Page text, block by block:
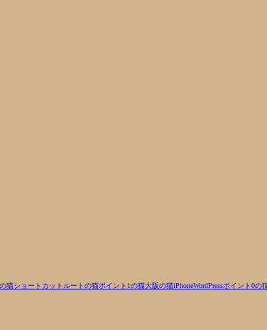
猫ショートカットルートの猫ポイント1の猫大阪の猫iPhoneWordPressポイント0の